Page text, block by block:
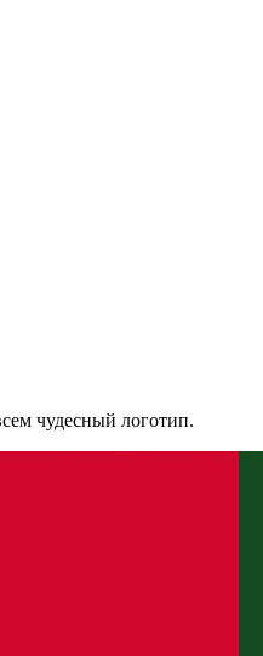
чудесный логотип.